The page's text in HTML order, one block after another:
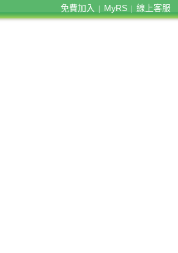
免費加入 MyRS 線上客服